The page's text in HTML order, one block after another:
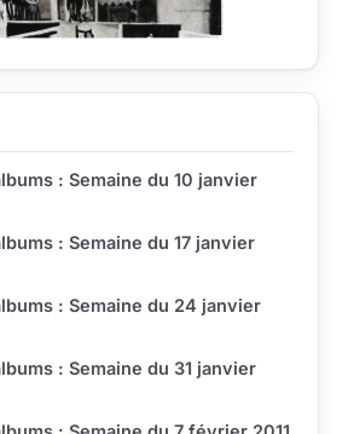
: Semaine du 10 janvier
: Semaine du 17 janvier
: Semaine du 24 janvier
: Semaine du 31 janvier